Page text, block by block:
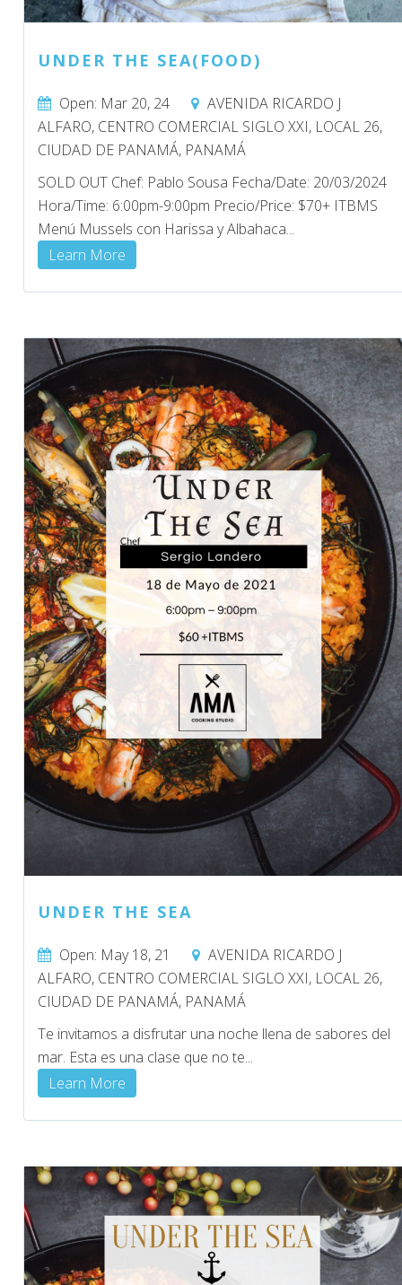
UNDER THE SEA(FOOD)
Open: Mar 20, 24
AVENIDA RICARDO J
ALFARO, CENTRO COMERCIAL SIGLO XXI, LOCAL 26,
CIUDAD DE PANAMÁ, PANAMÁ
SOLD OUT Chef: Pablo Sousa Fecha/Date: 20/03/2024
Hora/Time: 6:00pm-9:00pm Precio/Price: $70+ ITBMS
Menú Mussels con Harissa y Albahaca...
Learn More
UNDER THE SEA
Open: May 18, 21
AVENIDA RICARDO J
ALFARO, CENTRO COMERCIAL SIGLO XXI, LOCAL 26,
CIUDAD DE PANAMÁ, PANAMÁ
Te invitamos a disfrutar una noche llena de sabores del
mar. Esta es una clase que no te...
Learn More